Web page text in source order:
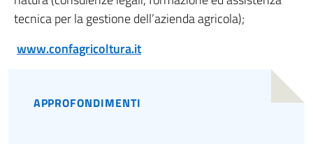
tecnica per la gestione dell’azienda agricola);
www.confagricoltura.it
APPROFONDIMENTI